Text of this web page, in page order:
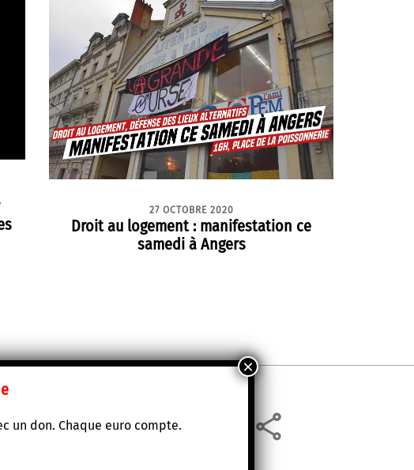
27 OCTOBRE 2020
Droit au logement : manifestation ce
samedi à Angers
un don. Chaque euro compte.